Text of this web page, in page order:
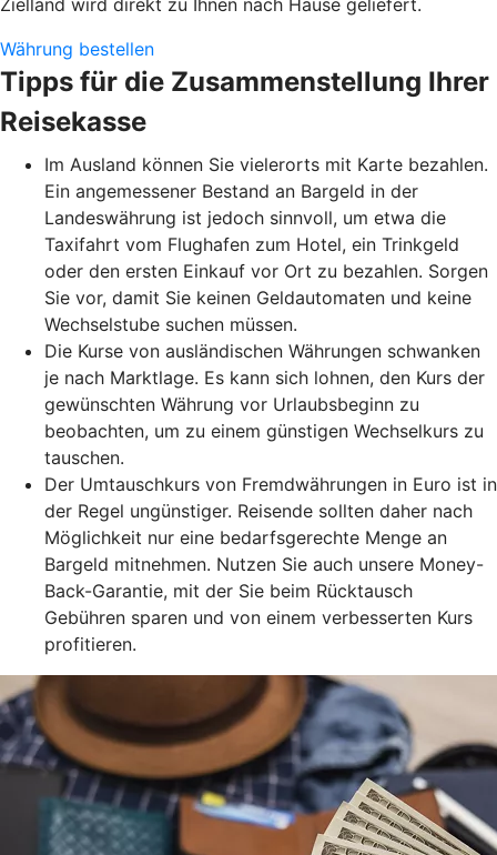
Zielland wird direkt zu Ihnen nach Hause geliefert.
Währung bestellen
Tipps für die Zusammenstellung Ihrer
Reisekasse
Im Ausland können Sie vielerorts mit Karte bezahlen.
Ein angemessener Bestand an Bargeld in der
Landeswährung ist jedoch sinnvoll, um etwa die
Taxifahrt vom Flughafen zum Hotel, ein Trinkgeld
oder den ersten Einkauf vor Ort zu bezahlen. Sorgen
Sie vor, damit Sie keinen Geldautomaten und keine
Wechselstube suchen müssen.
Die Kurse von ausländischen Währungen schwanken
je nach Marktlage. Es kann sich lohnen, den Kurs der
gewünschten Währung vor Urlaubsbeginn zu
beobachten, um zu einem günstigen Wechselkurs zu
tauschen.
Der Umtauschkurs von Fremdwährungen in Euro ist in
der Regel ungünstiger. Reisende sollten daher nach
Möglichkeit nur eine bedarfsgerechte Menge an
Bargeld mitnehmen. Nutzen Sie auch unsere Money-
Back-Garantie, mit der Sie beim Rücktausch
Gebühren sparen und von einem verbesserten Kurs
profitieren.